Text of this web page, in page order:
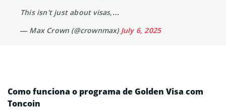
This isn't just about visas,…
— Max Crown (@crownmax) July 6, 2025
Como funciona o programa de Golden Visa com
Toncoin